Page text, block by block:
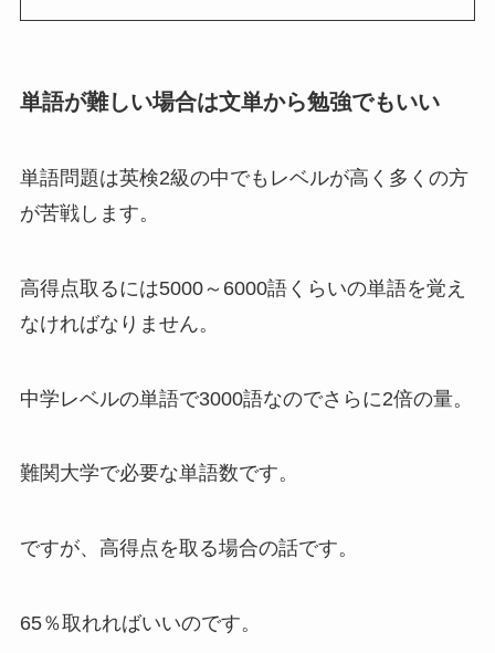
単語が難しい場合は文単から勉強でもいい
単語問題は英検2級の中でもレベルが高く多くの方
が苦戦します。
高得点取るには5000～6000語くらいの単語を覚え
なければなりません。
中学レベルの単語で3000語なのでさらに2倍の量。
難関大学で必要な単語数です。
ですが、高得点を取る場合の話です。
65％取れればいいのです。